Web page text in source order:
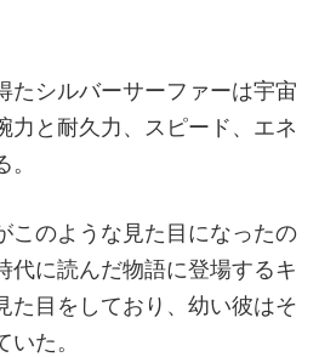
たシルバーサーファーは宇宙
力と耐久力、スピード、エネ
このような見た目になったの
代に読んだ物語に登場するキ
た目をしており、幼い彼はそ
た。